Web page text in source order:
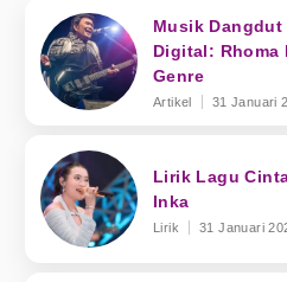
Musik Dangdut
Digital: Rhoma
Genre
Artikel 31 Januari
Lirik Lagu
Inka
Lirik 31 Januari